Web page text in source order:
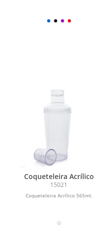
Coqueteleira Acrílico
565ml
15021
Coqueteleira Acrílico 565ml.